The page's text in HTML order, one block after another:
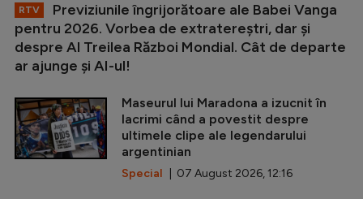
RTV
Previziunile îngrijorătoare ale Babei Vanga
pentru 2026. Vorbea de extratereștri, dar și
despre Al Treilea Război Mondial. Cât de departe
ar ajunge și AI-ul!
Maseurul lui Maradona a izucnit în
lacrimi când a povestit despre
ultimele clipe ale legendarului
argentinian
Special | 07 August 2026, 12:16